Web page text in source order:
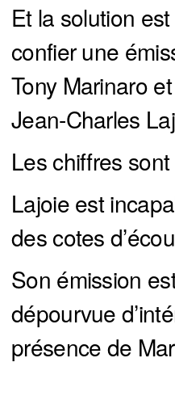
Et la solution
confier une
Tony Marinaro
Jean-Charles
Les chiffres
Lajoie est
des cotes
Son émission
dépourvue
présence de